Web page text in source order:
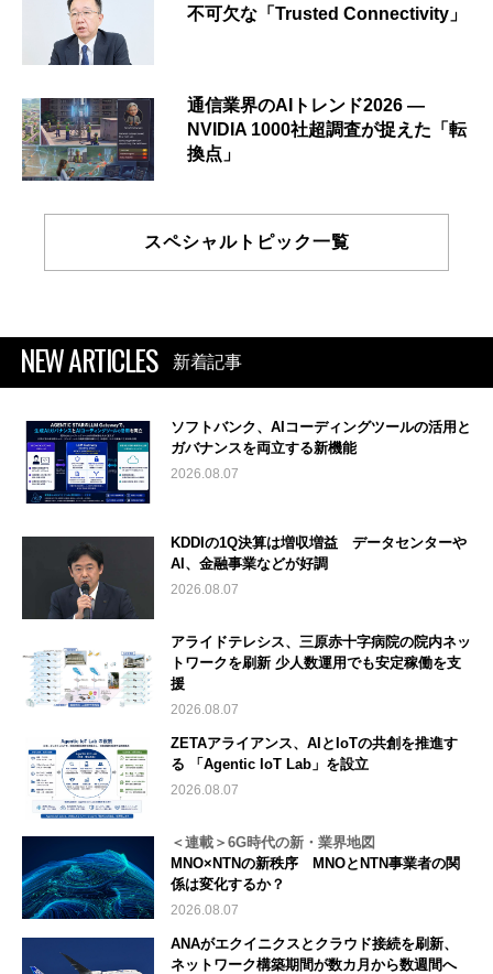
不可欠な「Trusted Connectivity」
通信業界のAIトレンド2026 ―
NVIDIA 1000社超調査が捉えた「転
換点」
スペシャルトピック一覧
NEW ARTICLES 新着記事
ソフトバンク、AIコーディングツールの活用と
ガバナンスを両立する新機能
2026.08.07
KDDIの1Q決算は増収増益 データセンターや
AI、金融事業などが好調
2026.08.07
アライドテレシス、三原赤十字病院の院内ネッ
トワークを刷新 少人数運用でも安定稼働を支
援
2026.08.07
ZETAアライアンス、AIとIoTの共創を推進す
る 「Agentic IoT Lab」を設立
2026.08.07
＜連載＞6G時代の新・業界地図
MNO×NTNの新秩序 MNOとNTN事業者の関
係は変化するか？
2026.08.07
ANAがエクイニクスとクラウド接続を刷新、
ネットワーク構築期間が数カ月から数週間へ